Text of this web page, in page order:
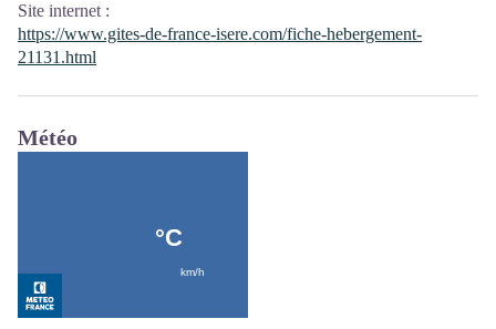
Site internet :
https://www.gites-de-france-isere.com/fiche-hebergement-
21131.html
Météo